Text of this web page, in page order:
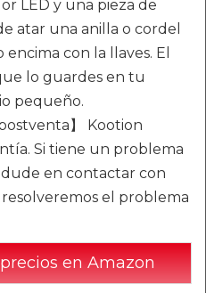
LED y una pieza de
atar una anilla o cordel
con la llaves. El
lo guardes en tu
pequeño.
】 Kootion
Si tiene un problema
en contactar con
el problema
en Amazon